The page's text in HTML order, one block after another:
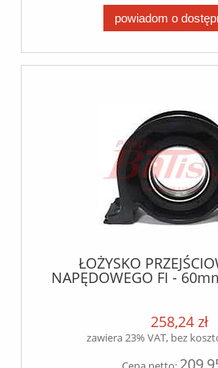
powiadom o
ŁOŻYSKO
NAPĘDOWEGO FI -
XF95 / 95XF / CF75 /
258,24 zł
zawiera 23% VAT, bez